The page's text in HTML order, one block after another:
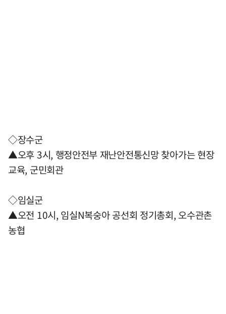
◇장수군
▲오후 3시, 행정안전부 재난안전통신망 찾아가는 현장
교육, 군민회관
◇임실군
▲오전 10시, 임실N복숭아 공선회 정기총회, 오수관촌
농협